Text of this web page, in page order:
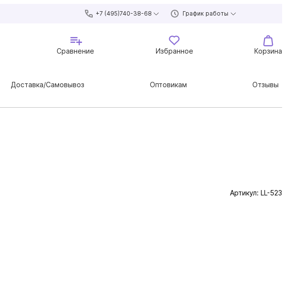
+7 (495)740-38-68 График работы
Сравнение Избранное Корзина
Доставка/Самовывоз Оптовикам Отзывы
Артикул: LL-523